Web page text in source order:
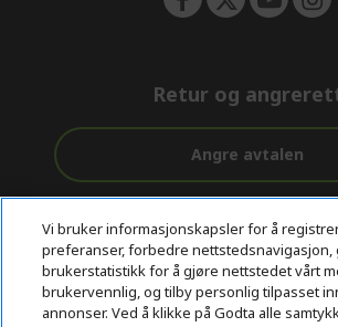
Retur og
Angre avtalen
Gratis
levering
før og etter
kjøp
© 2026 Acer Inc.
Vi bruker informasjonskapsler for å
preferanser, forbedre nettstedsnavigasjon,
brukerstatistikk for å gjøre nettstedet vårt
brukervennlig, og tilby personlig tilpasset
annonser. Ved å klikke på Godta alle